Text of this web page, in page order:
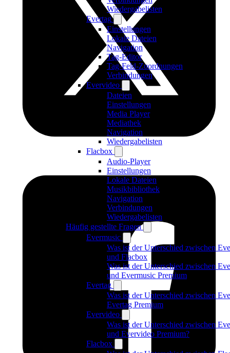
Wiedergabelisten
Evertag
Einstellungen
Lokale Dateien
Navigation
Tag-Editor
Tag-Feld-Zuordnungen
Verbindungen
Evervideo
Dateien
Einstellungen
Media Player
Mediathek
Navigation
Wiedergabelisten
Flacbox
Audio-Player
Einstellungen
Lokale Dateien
Musikbibliothek
Navigation
Verbindungen
Wiedergabelisten
Häufig gestellte Fragen
Evermusic
Was ist der Unterschied zwischen
und Flacbox
Was ist der Unterschied zwischen
und Evermusic Premium
Evertag
Was ist der Unterschied zwischen
Evertag Premium
Evervideo
Was ist der Unterschied zwischen
und Evervideo Premium?
Flacbox